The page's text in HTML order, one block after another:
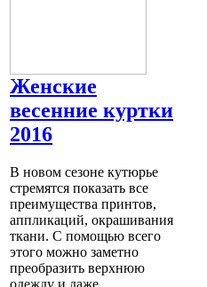
Женские
весенние куртки
2016
В новом сезоне кутюрье
стремятся показать все
преимущества принтов,
аппликаций, окрашивания
ткани. С помощью всего
этого можно заметно
преобразить верхнюю
одежду и даже